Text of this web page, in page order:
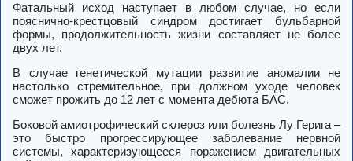
Фатальный исход наступает в любом случае, но если
пояснично-крестцовый синдром достигает бульбарной
формы, продолжительность жизни составляет не более
двух лет.
В случае генетической мутации развитие аномалии не
настолько стремительное, при должном уходе человек
сможет прожить до 12 лет с момента дебюта БАС.
Боковой амиотрофический склероз или болезнь Лу Герига –
это быстро прогрессирующее заболевание нервной
системы, характеризующееся поражением двигательных